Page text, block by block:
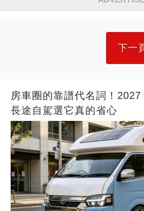
下一
房車圈的靠譜代名詞！2027
長途自駕選它真的省心